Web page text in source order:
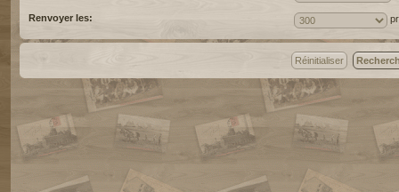
Renvoyer les: